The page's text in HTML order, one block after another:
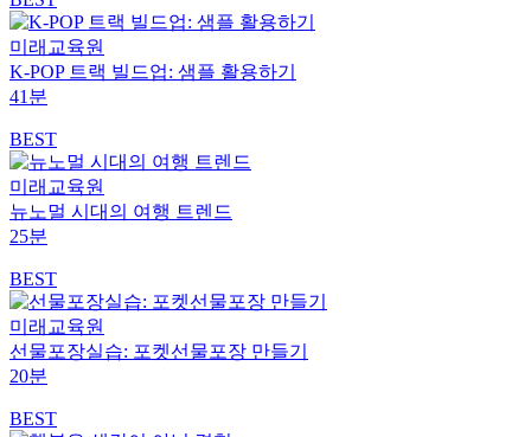
미래교육원
K-POP 트랙 빌드업: 샘플 활용하기
41분
BEST
미래교육원
뉴노멀 시대의 여행 트렌드
25분
BEST
미래교육원
선물포장실습: 포켓선물포장 만들기
20분
BEST